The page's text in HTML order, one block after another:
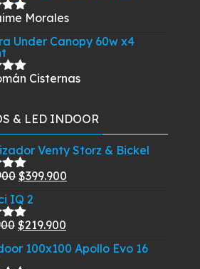
Morales
Under Canopy 60w x4
Cisternas
& LED INDOOR
Venty Storz & Bickel
El
precio
original
era:
$459.900.
$399.900
$399.900.
IQ 2
El
precio
$219.900
precio
actual
100x100 Apollo Evo 16